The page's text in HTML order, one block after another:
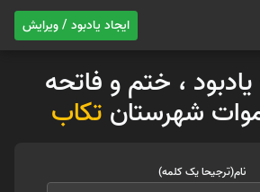
ایجاد یادبود / ویرایش
، ختم و فاتحه
شهرستان تکاب
نام(ترجیحا یک کلمه)